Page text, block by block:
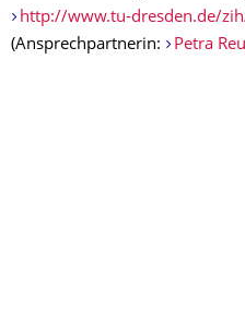
http://www.tu-dresden.de/
(Ansprechpartnerin:
Petra